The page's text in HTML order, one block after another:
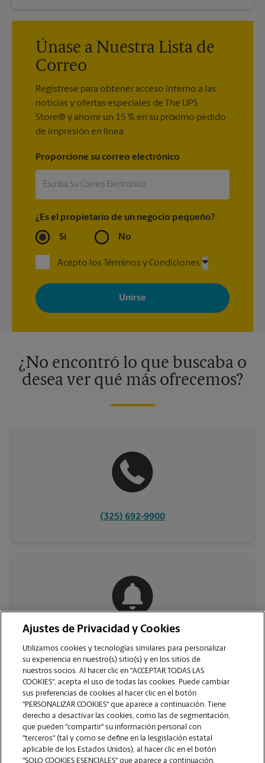
Únase a Nuestra Lista de
Correo
Regístrese para obtener acceso interno a las
noticias y ofertas especiales de The UPS
Store® y ahorre un 15 % en su próximo pedido
de impresión en línea.
Proporcione su correo electrónico
¿Es el propietario de un negocio pequeño?
Sí No
Acepto los Términos y Condiciones
Al registrarse, acepta recibir correos electrónicos de The UPS
Store con noticias, ofertas especiales, promociones y mensajes
adaptados a sus intereses. Puede darse de baja en cualquier
momento. Para más información, consulte nuestra política de
¿No encontró lo que buscaba o
desea ver qué más ofrecemos?
(325) 692-9900
Ajustes de Privacidad y Cookies
Utilizamos cookies y tecnologías similares para personalizar
su experiencia en nuestro(s) sitio(s) y en los sitios de
nuestros socios. Al hacer clic en "ACCEPTAR TODAS LAS
COOKIES", acepta el uso de todas las cookies. Puede cambiar
sus preferencias de cookies al hacer clic en el botón
"PERSONALIZAR COOKIES" que aparece a continuación. Tiene
derecho a desactivar las cookies, como las de segmentación,
que pueden "compartir" su información personal con
"terceros" (tal y como se define en la lesgislación estatal
aplicable de los Estados Unidos), al hacer clic en el botón
"SOLO COOKIES ESENCIALES" que aparece a continuación.